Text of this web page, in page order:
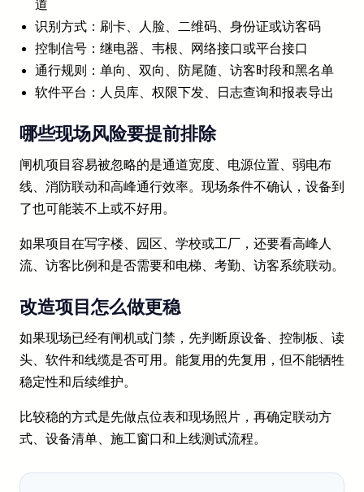
道
识别方式：刷卡、人脸、二维码、身份证或访客码
控制信号：继电器、韦根、网络接口或平台接口
通行规则：单向、双向、防尾随、访客时段和黑名单
软件平台：人员库、权限下发、日志查询和报表导出
哪些现场风险要提前排除
闸机项目容易被忽略的是通道宽度、电源位置、弱电布
线、消防联动和高峰通行效率。现场条件不确认，设备到
了也可能装不上或不好用。
如果项目在写字楼、园区、学校或工厂，还要看高峰人
流、访客比例和是否需要和电梯、考勤、访客系统联动。
改造项目怎么做更稳
如果现场已经有闸机或门禁，先判断原设备、控制板、读
头、软件和线缆是否可用。能复用的先复用，但不能牺牲
稳定性和后续维护。
比较稳的方式是先做点位表和现场照片，再确定联动方
式、设备清单、施工窗口和上线测试流程。